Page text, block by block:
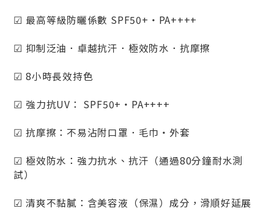
☑ 最高等級防曬係數 SPF50+・PA++++
☑ 抑制泛油．卓越抗汗．極效防水．抗摩擦
☑ 8小時長效持色
☑ 強力抗UV： SPF50+・PA++++
☑ 抗摩擦：不易沾附口罩．毛巾・外套
☑ 極效防水：強力抗水、抗汗（通過80分鐘耐水測
試）
☑ 清爽不黏膩：含美容液（保濕）成分，滑順好延展